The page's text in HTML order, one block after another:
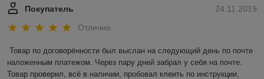
24.11.2019
Покупатель
Отлично
Товар по договорённости был выслан на следующий день по почте
наложенным платежом. Через пару дней забрал у себя на почте.
Товар проверил, всё в наличии, пробовал клеить по инструкции,